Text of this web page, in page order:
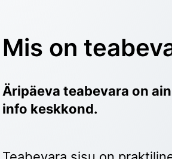
Mis on
Äripäeva teabevara on
info keskkond.